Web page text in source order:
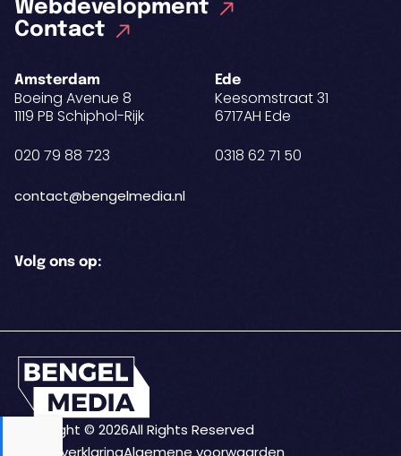
Webdevelopment
Contact
Amsterdam
Boeing Avenue 8
1119 PB Schiphol-Rijk
020 79 88 723
Ede
Keesomstraat 31
6717AH Ede
0318 62 71 50
contact@bengelmedia.nl
Volg ons op:
Copyright © 2026All Rights Reserved
PrivacyverklaringAlgemene voorwaarden